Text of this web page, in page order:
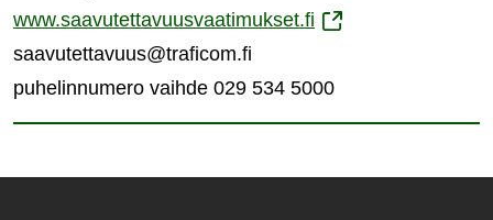
www.saavutettavuusvaatimukset.fi (siirryt
palveluun)
saavutettavuus@traficom.fi
puhelinnumero vaihde 029 534 5000